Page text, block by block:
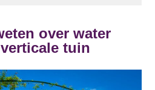
over water
tuin